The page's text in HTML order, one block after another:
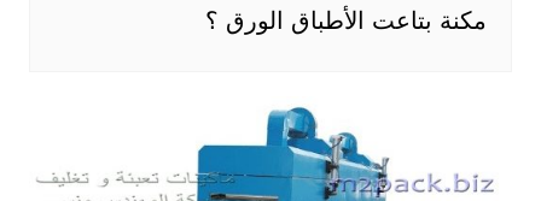
مكنة بتاعت الأطباق الورق ؟